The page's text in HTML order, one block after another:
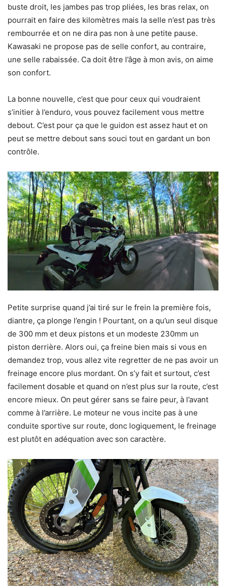
buste droit, les jambes pas trop pliées, les bras relax, on
pourrait en faire des kilomètres mais la selle n’est pas très
rembourrée et on ne dira pas non à une petite pause.
Kawasaki ne propose pas de selle confort, au contraire,
une selle rabaissée. Ca doit être l’âge à mon avis, on aime
son confort.
La bonne nouvelle, c’est que pour ceux qui voudraient
s’initier à l’enduro, vous pouvez facilement vous mettre
debout. C’est pour ça que le guidon est assez haut et on
peut se mettre debout sans souci tout en gardant un bon
contrôle.
Petite surprise quand j’ai tiré sur le frein la première fois,
diantre, ça plonge l’engin ! Pourtant, on a qu’un seul disque
de 300 mm et deux pistons et un modeste 230mm un
piston derrière. Alors oui, ça freine bien mais si vous en
demandez trop, vous allez vite regretter de ne pas avoir un
freinage encore plus mordant. On s’y fait et surtout, c’est
facilement dosable et quand on n’est plus sur la route, c’est
encore mieux. On peut gérer sans se faire peur, à l’avant
comme à l’arrière. Le moteur ne vous incite pas à une
conduite sportive sur route, donc logiquement, le freinage
est plutôt en adéquation avec son caractère.